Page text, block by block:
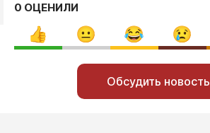
0 ОЦЕНИЛИ
Обсудить новость